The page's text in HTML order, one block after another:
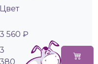
Цвет
3 560 ₽
3
380